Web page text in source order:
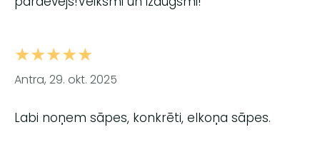
★★★★★
Antra, 29. okt. 2025
Labi noņem sāpes, konkrēti, elkoņa sāpes.